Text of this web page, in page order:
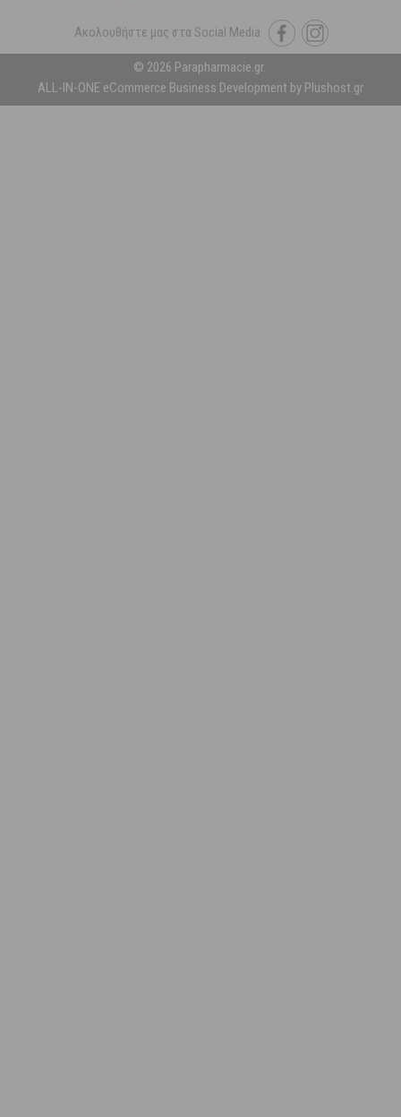
Ακολουθήστε μας στα Social Media
© 2026 Parapharmacie.gr.
ALL-IN-ONE eCommerce Business Development by Plushost.gr